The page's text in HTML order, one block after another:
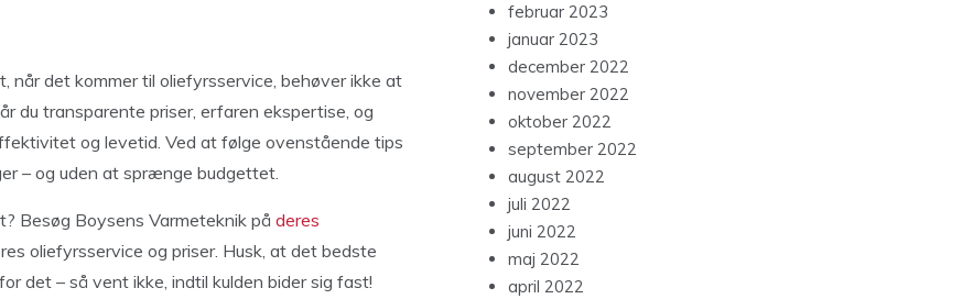
når det kommer til oliefyrsservice, behøver ikke at
du transparente priser, erfaren ekspertise, og
og levetid. Ved at følge ovenstående tips
– og uden at sprænge budgettet.
Besøg Boysens Varmeteknik på deres
oliefyrsservice og priser. Husk, at det bedste
det – så vent ikke, indtil kulden bider sig fast!
februar 2023
januar 2023
december 2022
november 2022
oktober 2022
september 2022
august 2022
juli 2022
juni 2022
maj 2022
april 2022